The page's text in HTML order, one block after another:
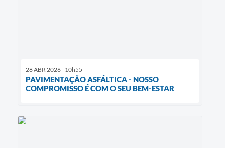
28 ABR 2026 - 10h55
PAVIMENTAÇÃO ASFÁLTICA - NOSSO
COMPROMISSO É COM O SEU BEM-ESTAR